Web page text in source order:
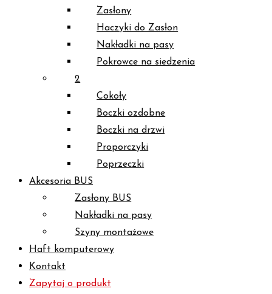
Zasłony
Haczyki do Zasłon
Nakładki na pasy
Pokrowce na siedzenia
2
Cokoły
Boczki ozdobne
Boczki na drzwi
Proporczyki
Poprzeczki
Akcesoria BUS
Zasłony BUS
Nakładki na pasy
Szyny montażowe
Haft komputerowy
Kontakt
Zapytaj o produkt